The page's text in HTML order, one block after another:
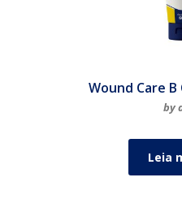
Wound Care
by
Leia